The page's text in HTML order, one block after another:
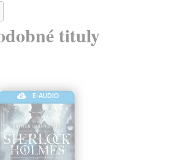
tituly
E-AUDIO